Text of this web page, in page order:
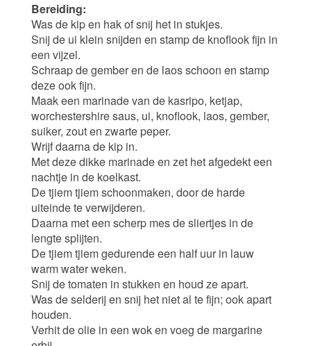
Bereiding:
Was de kip en hak of snij het in stukjes.
Snij de ui klein snijden en stamp de knoflook fijn in
een vijzel.
Schraap de gember en de laos schoon en stamp
deze ook fijn.
Maak een marinade van de kasripo, ketjap,
worchestershire saus, ui, knoflook, laos, gember,
suiker, zout en zwarte peper.
Wrijf daarna de kip in.
Met deze dikke marinade en zet het afgedekt een
nachtje in de koelkast.
De tjiem tjiem schoonmaken, door de harde
uiteinde te verwijderen.
Daarna met een scherp mes de sliertjes in de
lengte splijten.
De tjiem tjiem gedurende een half uur in lauw
warm water weken.
Snij de tomaten in stukken en houd ze apart.
Was de selderij en snij het niet al te fijn; ook apart
houden.
Verhit de olie in een wok en voeg de margarine